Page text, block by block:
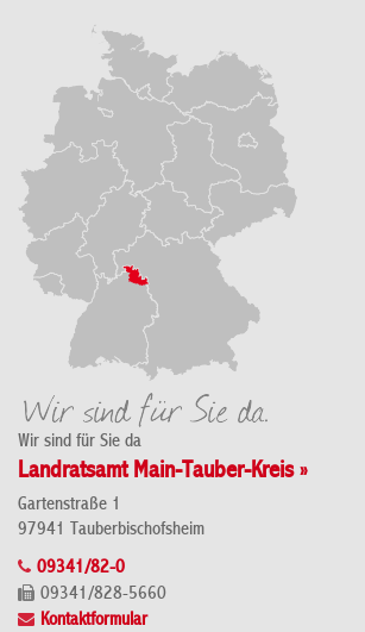
Wir sind für Sie da
Landratsamt Main-Tauber-Kreis »
Gartenstraße 1
97941 Tauberbischofsheim
09341/82-0
09341/828-5660
Kontaktformular